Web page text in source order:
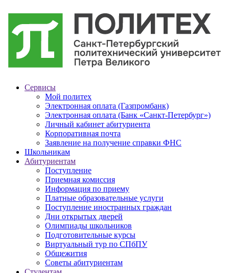
Сервисы
Мой политех
Электронная оплата (Газпромбанк)
Электронная оплата (Банк «Санкт-Петербург»)
Личный кабинет абитуриента
Корпоративная почта
Заявление на получение справки ФНС
Школьникам
Абитуриентам
Поступление
Приемная комиссия
Информация по приему
Платные образовательные услуги
Поступление иностранных граждан
Дни открытых дверей
Олимпиады школьников
Подготовительные курсы
Виртуальный тур по СПбПУ
Общежития
Советы абитуриентам